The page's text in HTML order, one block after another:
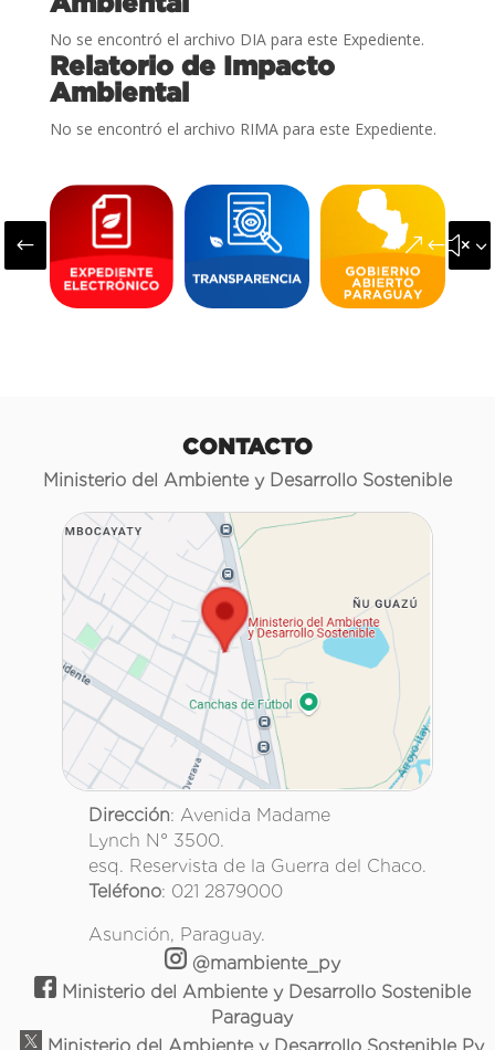
No se encontró el archivo DIA para este Expediente.
Relatorio de Impacto
Ambiental
No se encontró el archivo RIMA para este Expediente.
#
CONTACTO
Ministerio del Ambiente y Desarrollo Sostenible
Dirección: Avenida Madame
Lynch N° 3500.
esq. Reservista de la Guerra del Chaco.
Teléfono: 021 2879000
Asunción, Paraguay.
@mambiente_py
Ministerio del Ambiente y Desarrollo Sostenible
Paraguay